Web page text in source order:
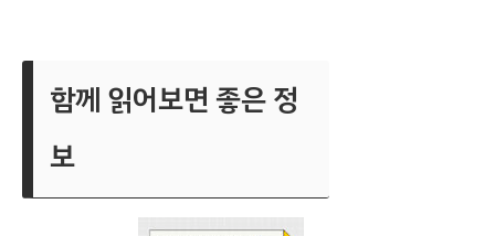
함께 읽어보면 좋은 정
보